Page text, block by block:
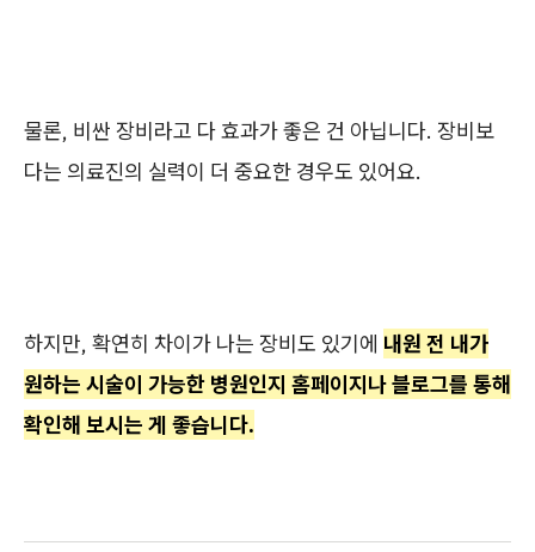
물론, 비싼 장비라고 다 효과가 좋은 건 아닙니다. 장비보
다는 의료진의 실력이 더 중요한 경우도 있어요.
하지만, 확연히 차이가 나는 장비도 있기에 내원 전 내가
원하는 시술이 가능한 병원인지 홈페이지나 블로그를 통해
확인해 보시는 게 좋습니다.